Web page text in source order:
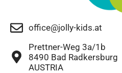
office@jolly-kids.at
Prettner-Weg 3a/1b
8490 Bad Radkersburg
AUSTRIA